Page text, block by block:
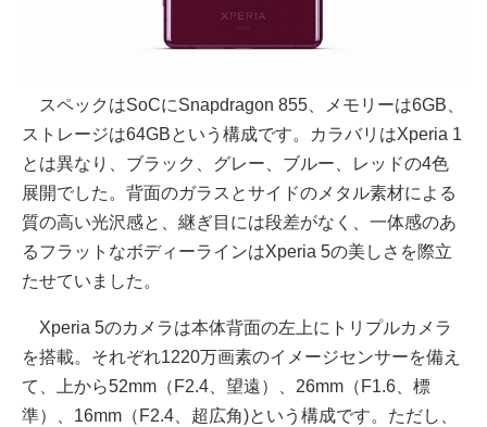
スペックはSoCにSnapdragon 855、メモリーは6GB、
ストレージは64GBという構成です。カラバリはXperia 1
とは異なり、ブラック、グレー、ブルー、レッドの4色
展開でした。背面のガラスとサイドのメタル素材による
質の高い光沢感と、継ぎ目には段差がなく、一体感のあ
るフラットなボディーラインはXperia 5の美しさを際立
たせていました。
Xperia 5のカメラは本体背面の左上にトリプルカメラ
を搭載。それぞれ1220万画素のイメージセンサーを備え
て、上から52mm（F2.4、望遠）、26mm（F1.6、標
準）、16mm（F2.4、超広角)という構成です。ただし、